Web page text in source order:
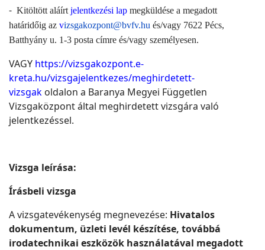
- Kitöltött aláírt jelentkezési lap megküldése a megadott
határidőig az vizsgakozpont@bvfv.hu és/vagy 7622 Pécs,
Batthyány u. 1-3 posta címre és/vagy személyesen.
VAGY https://vizsgakozpont.e-
kreta.hu/vizsgajelentkezes/meghirdetett-
vizsgak oldalon a Baranya Megyei Független
Vizsgaközpont által meghirdetett vizsgára való
jelentkezéssel.
Vizsga leírása:
Írásbeli vizsga
A vizsgatevékenység megnevezése: Hivatalos
dokumentum, üzleti levél készítése, továbbá
irodatechnikai eszközök használatával megadott